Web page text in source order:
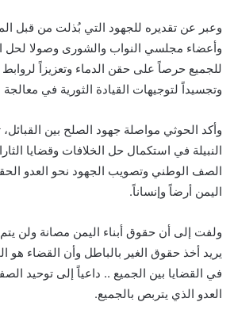
وعبر عن تقديره للجهود التي بُذلت من قبل
وأعضاء مجلسي النواب والشورى وصولا
للجميع حرصاً على حقن الدماء وتعزيزاً لروابط
وتجسيداً لتوجيهات القيادة الثورية في معالجة
وأكد الحوثي مواصلة جهود الصلح بين
النبيلة في استكمال حل الخلافات وقضايا
الصف الوطني وتصويب الجهود نحو العدو
اليمن أرضاً وإنساناً.
ولفت إلى أن حقوق أبناء اليمن مصانة ولن
يريد أخذ حقوق الغير بالباطل وأن القضاء هو
في القضايا بين الجميع .. داعياً إلى توحيد
العدو الذي يتربص بالجميع.